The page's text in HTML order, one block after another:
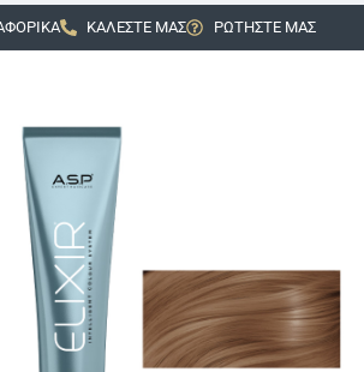
ΚΑΛΕΣΤΕ ΜΑΣ ΡΩΤΗΣΤΕ ΜΑΣ